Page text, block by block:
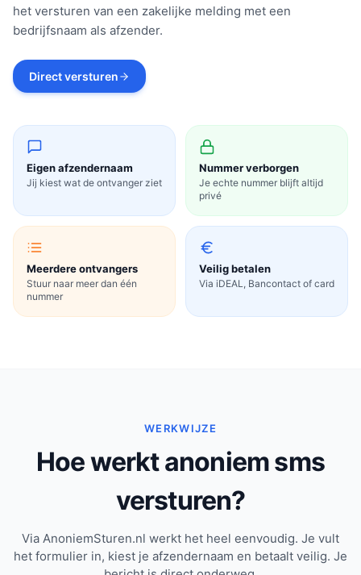
het versturen van een zakelijke melding met een
bedrijfsnaam als afzender.
Direct versturen
Eigen afzendernaam
Jij kiest wat de ontvanger ziet
Nummer verborgen
Je echte nummer blijft altijd
privé
Meerdere ontvangers
Stuur naar meer dan één
nummer
Veilig betalen
Via iDEAL, Bancontact of card
WERKWIJZE
Hoe werkt anoniem sms
versturen?
Via AnoniemSturen.nl werkt het heel eenvoudig. Je vult
het formulier in, kiest je afzendernaam en betaalt veilig. Je